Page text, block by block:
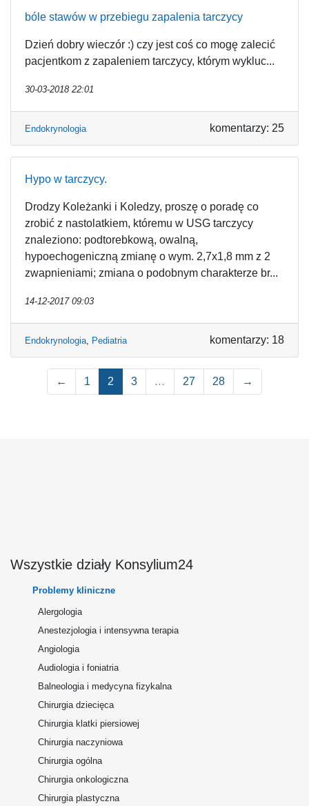
bóle stawów w przebiegu zapalenia tarczycy
Dzień dobry wieczór :) czy jest coś co mogę zalecić
pacjentkom z zapaleniem tarczycy, którym wykluc...
30-03-2018 22:01
Endokrynologia komentarzy: 25
Hypo w tarczycy.
Drodzy Koleżanki i Koledzy, proszę o poradę co
zrobić z nastolatkiem, któremu w USG tarczycy
znaleziono: podtorebkową, owalną,
hypoechogeniczną zmianę o wym. 2,7x1,8 mm z 2
zwapnieniami; zmiana o podobnym charakterze br...
14-12-2017 09:03
Endokrynologia, Pediatria komentarzy: 18
← 1 2 3 … 27 28 →
Wszystkie działy Konsylium24
Problemy kliniczne
Alergologia
Anestezjologia i intensywna terapia
Angiologia
Audiologia i foniatria
Balneologia i medycyna fizykalna
Chirurgia dziecięca
Chirurgia klatki piersiowej
Chirurgia naczyniowa
Chirurgia ogólna
Chirurgia onkologiczna
Chirurgia plastyczna